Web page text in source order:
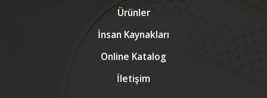
Ürünler
İnsan Kaynakları
Online Katalog
İletişim